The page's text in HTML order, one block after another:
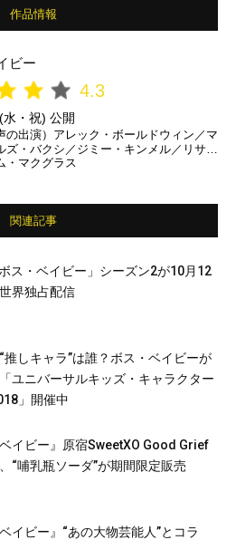
作品情報
ビー
4.3
・祝) 公開
の出演）アレック・ボールドウィン／マ
ズ・バクシ／ジミー・キンメル／リサ・
ロー／スティーブ・ブシェミ ほか（日
・マクグラス
関連記事
ス・ベイビー」シーズン2が10月12
界独占配信
推しキャラ”は誰？ボス・ベイビーが
ユニバーサルキッズ・キャラクター
」開催中
ベイビー』原宿SweetXO Good Grief
“哺乳瓶ソーダ”が期間限定販売
ベイビー』“あの大物芸能人”とコラ